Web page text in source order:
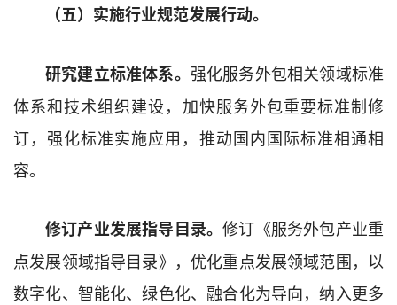
（五）实施行业规范发展行动。
研究建立标准体系。 强化服务外包相关领域标准
体系和技术组织建设， 加快服务外包重要标准制修
订， 强化标准实施应用， 推动国内国际标准相通相
容。
修订产业发展指导目录。修订《服务外包产业重
点发展领域指导目录》， 优化重点发展领域范围， 以
数字化、智能化、绿色化、融合化为导向，纳入更多